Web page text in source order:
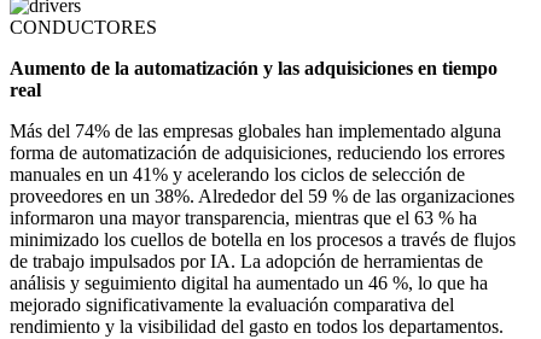
CONDUCTORES
Aumento de la automatización y las adquisiciones en tiempo
real
Más del 74% de las empresas globales han implementado alguna
forma de automatización de adquisiciones, reduciendo los errores
manuales en un 41% y acelerando los ciclos de selección de
proveedores en un 38%. Alrededor del 59 % de las organizaciones
informaron una mayor transparencia, mientras que el 63 % ha
minimizado los cuellos de botella en los procesos a través de flujos
de trabajo impulsados ​​por IA. La adopción de herramientas de
análisis y seguimiento digital ha aumentado un 46 %, lo que ha
mejorado significativamente la evaluación comparativa del
rendimiento y la visibilidad del gasto en todos los departamentos.